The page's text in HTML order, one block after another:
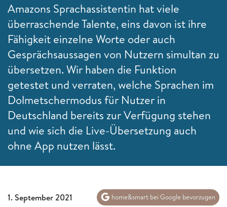
Amazons Sprachassistentin hat viele
überraschende Talente, eins davon ist ihre
Fähigkeit einzelne Worte oder auch
Gesprächsaussagen von Nutzern simultan zu
übersetzen. Wir haben die Funktion
getestet und verraten, welche Sprachen im
Dolmetschermodus für Nutzer in
Deutschland bereits zur Verfügung stehen
und wie sich die Live-Übersetzung auch
ohne App nutzen lässt.
1. September 2021 home&smart bei Google bevorzugen